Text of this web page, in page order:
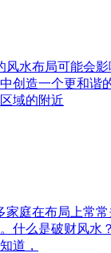
水布局可能会
创造一个更和
域的附近
庭在布局上常
什么是破财风
道，